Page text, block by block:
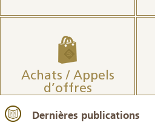
Achats / Appels
d’offres
Dernières publications